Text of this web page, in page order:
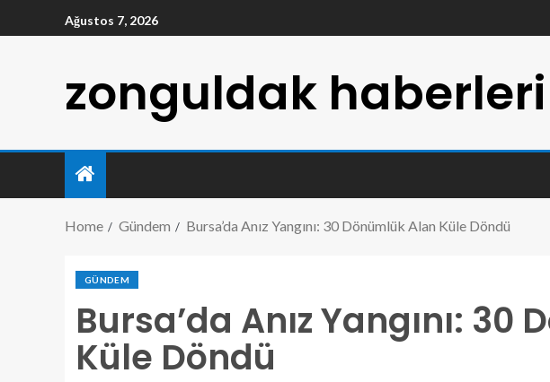
Ağustos 7, 2026
zonguldak haberleri
Home Gündem Bursa’da Anız Yangını: 30 Dönümlük Alan Küle Döndü
GÜNDEM
Bursa’da Anız Yangını:
Küle Döndü